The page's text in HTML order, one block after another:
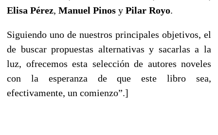
Elisa Pérez, Manuel Pinos y Pilar Royo.
Siguiendo uno de nuestros principales objetivos, el
de buscar propuestas alternativas y sacarlas a la
luz, ofrecemos esta selección de autores noveles
con la esperanza de que este libro sea,
efectivamente, un comienzo”.]